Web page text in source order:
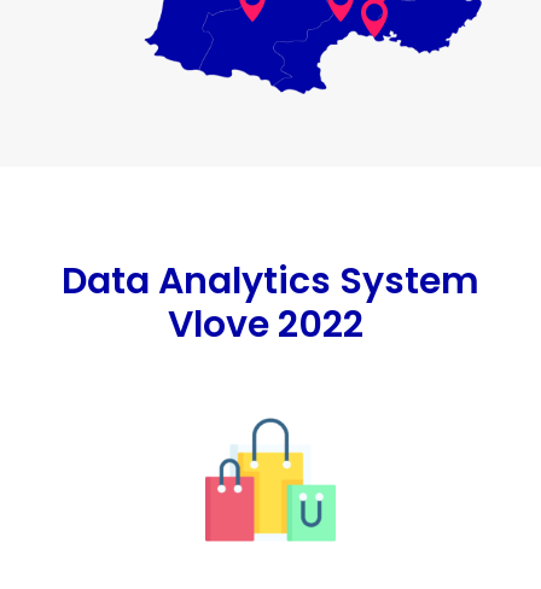

Data Analytics System
Vlove 2022